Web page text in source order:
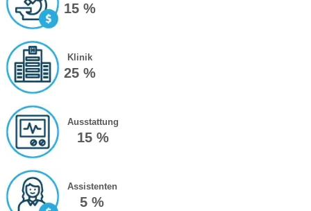
15 %
Klinik
25 %
Ausstattung
15 %
Assistenten
5 %